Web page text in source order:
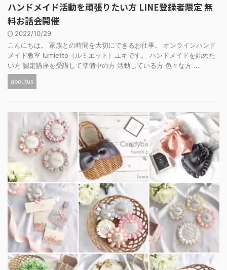
ハンドメイド活動を頑張りたい方 LINE登録者限定 無
料お話会開催
2022/10/29
こんにちは。 家族との時間を大切にできるお仕事。 オンラインハンド
メイド教室 lumietto（ルミエット）ユキです。 ハンドメイドを始めた
い方 認定講座を受講して準備中の方 活動している方 色々な方 ...
aboutus